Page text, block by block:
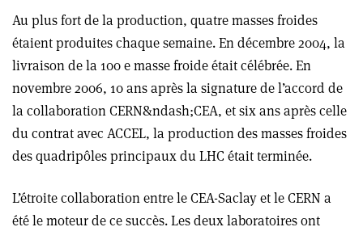
Au plus fort de la production, quatre masses froides
étaient produites chaque semaine. En décembre 2004, la
livraison de la 100 e masse froide était célébrée. En
novembre 2006, 10 ans après la signature de l’accord de
la collaboration CERN&ndash;CEA, et six ans après celle
du contrat avec ACCEL, la production des masses froides
des quadripôles principaux du LHC était terminée.
L’étroite collaboration entre le CEA-Saclay et le CERN a
été le moteur de ce succès. Les deux laboratoires ont